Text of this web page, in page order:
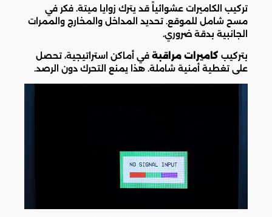
تركيب الكاميرات عشوائياً قد يترك زوايا ميتة. فكر في
مسح شامل للموقع. تحديد المداخل والمخارج والممرات
الجانبية بدقة ضروري.
بتركيب كاميرات مراقبة في أماكن استراتيجية، تحصل
على تغطية أمنية شاملة. هذا يمنع التحرك دون الرصد.